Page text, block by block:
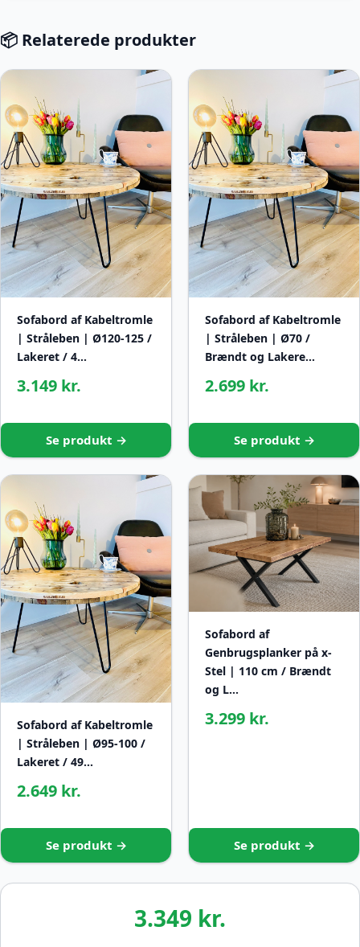
📦 Relaterede produkter
Sofabord af Kabeltromle
| Stråleben | Ø120-125 /
Lakeret / 4…
3.149 kr.
Se produkt →
Sofabord af Kabeltromle
| Stråleben | Ø70 /
Brændt og Lakere…
2.699 kr.
Se produkt →
Sofabord af Kabeltromle
| Stråleben | Ø95-100 /
Lakeret / 49…
2.649 kr.
Se produkt →
Sofabord af
Genbrugsplanker på x-
Stel | 110 cm / Brændt
og L…
3.299 kr.
Se produkt →
3.349 kr.